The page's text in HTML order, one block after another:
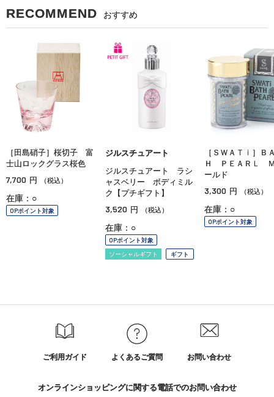
RECOMMEND おすすめ
［田島硝子］桜切子 富
士山ロックグラス桜色
7,700 円 （税込）
在庫：○
OPポイント対象
ジルスチュアート
ジルスチュアート ラシ
ャスベリー ボディミル
ク【プチギフト】
3,520 円 （税込）
在庫：○
OPポイント対象
ソーシャルギフト
ギフト
［ＳＷＡＴｉ］Ｂ
Ｈ ＰＥＡＲＬ
ールド
3,300 円 （税込）
在庫：○
OPポイント対象
ご利用ガイド よくあるご質問 お問い合わせ
オンラインショッピングに関する電話でのお問い合わせ